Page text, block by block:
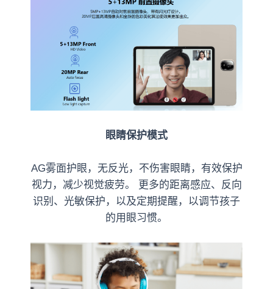
眼睛保护模式
AG雾面护眼，无反光，不伤害眼睛，有效保护
视力，减少视觉疲劳。 更多的距离感应、反向
识别、光敏保护，以及定期提醒，以调节孩子
的用眼习惯。